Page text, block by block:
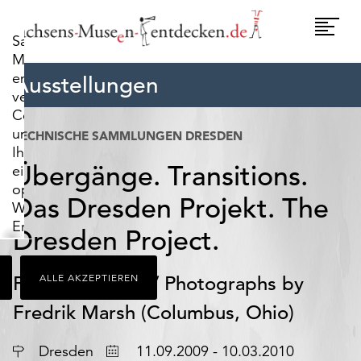
Sachsens-
Museen-
entdecken.de
verwendet
Cookies,
um
Ihnen
ein
optimales
Webseiten-
Erlebnis
zu
bieten.
Dazu
zählen
Cookies,
für
ALLE AKZEPTIEREN
Ausstellungen
TECHNISCHE SAMMLUNGEN DRESDEN
Übergänge. Transitions.
Das Dresden Projekt. The
Dresden Project.
Fotografien von/ Photographs by
Fredrik Marsh (Columbus, Ohio)
Ort Dresden Datum11.09.2009 - 10.03.2010